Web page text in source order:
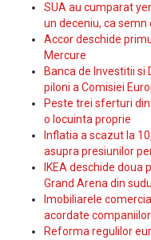
SUA au cumparat
un deceniu, ca semn
Accor deschide
Mercure
Banca de Investitii
piloni a Comisiei
Peste trei sferturi
o locuinta proprie
Inflatia a scazut la
asupra presiunilor
IKEA deschide doua
Grand Arena din
Imobiliarele
acordate
Reforma regulilor